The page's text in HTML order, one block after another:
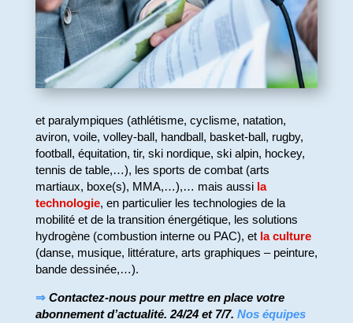
et paralympiques (athlétisme, cyclisme, natation,
aviron, voile, volley-ball, handball, basket-ball, rugby,
football, équitation, tir, ski nordique, ski alpin, hockey,
tennis de table,…), les sports de combat (arts
martiaux, boxe(s), MMA,…),… mais aussi la
technologie, en particulier les technologies de la
mobilité et de la transition énergétique, les solutions
hydrogène (combustion interne ou PAC), et la culture
(danse, musique, littérature, arts graphiques – peinture,
bande dessinée,…).
⇒ Contactez-nous pour mettre en place votre
abonnement d’actualité. 24/24 et 7/7. Nos équipes